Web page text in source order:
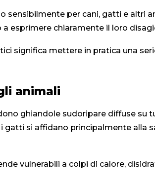
sensibilmente per cani, gatti e altri
esprimere chiaramente il loro
significa mettere in pratica una
animali
ghiandole sudoripare diffuse su
gatti si affidano principalmente alla
vulnerabili a colpi di calore,